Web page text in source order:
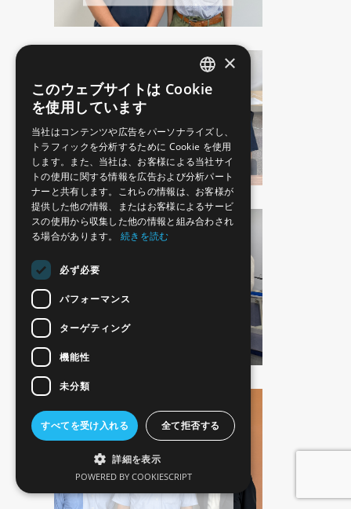
顧客対談
名古屋大学
松田先生対談
東プレ様
SWCC様対談
JAPANESE
×
このウェブサイトは Cookie
を使用しています
当社はコンテンツや広告をパーソナライズし、
トラフィックを分析するために Cookie を使用
します。また、当社は、お客様による当社サイ
トの使用に関する情報を広告および分析パート
ナーと共有します。これらの情報は、お客様が
提供した他の情報、またはお客様によるサービ
スの使用から収集した他の情報と組み合わされ
る場合があります。続きを読む
必ず必要
パフォーマンス
ターゲティング
機能性
未分類
すべてを受け入れる 全て拒否する
詳細を表示
POWERED BY COOKIESCRIPT